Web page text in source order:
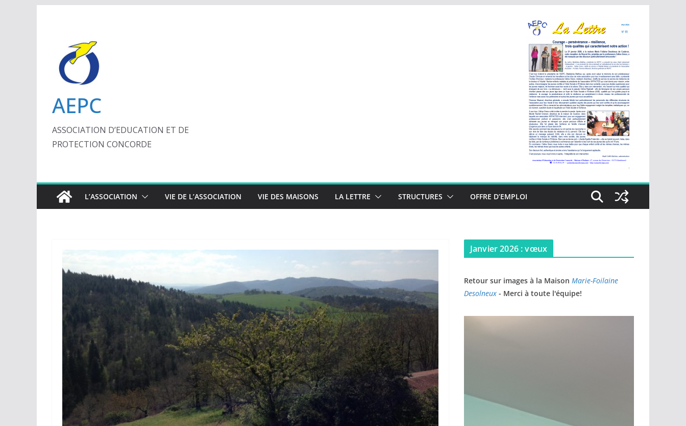
AEPC
ASSOCIATION D’EDUCATION ET DE
PROTECTION CONCORDE
L’ASSOCIATION VIE DE L’ASSOCIATION VIE DES MAISONS LA LETTRE STRUCTURES OFFRE D’EMPLOI
Janvier 2026 : vœux
Retour sur images à la Maison Marie-Foilaine
Desolneux - Merci à toute l'équipe!